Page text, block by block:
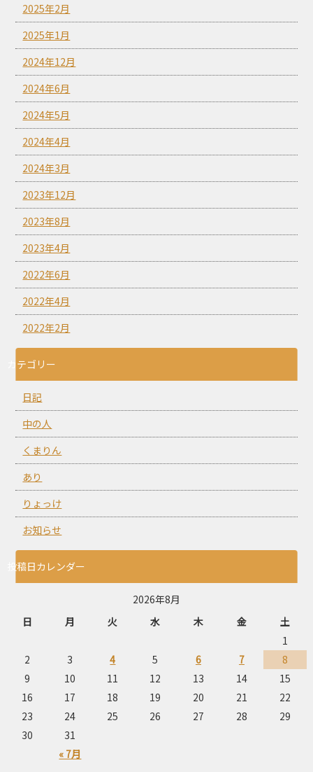
2025年2月
2025年1月
2024年12月
2024年6月
2024年5月
2024年4月
2024年3月
2023年12月
2023年8月
2023年4月
2022年6月
2022年4月
2022年2月
カテゴリー
日記
中の人
くまりん
あり
りょっけ
お知らせ
投稿日カレンダー
2026年8月
日
月 火 水 木 金 土
« 7月
1
2
3 4 5 6 7
8
9
10 11 12 13 14
15
16
17 18 19 20 21
22
23
24 25 26 27 28
29
30
31